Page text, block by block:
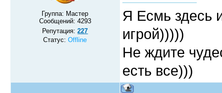
Группа: Мастер
Сообщений: 4293
Репутация:227
Статус:Offline
Я Есмь здесь
игрой)))))
Не ждите
есть все)))